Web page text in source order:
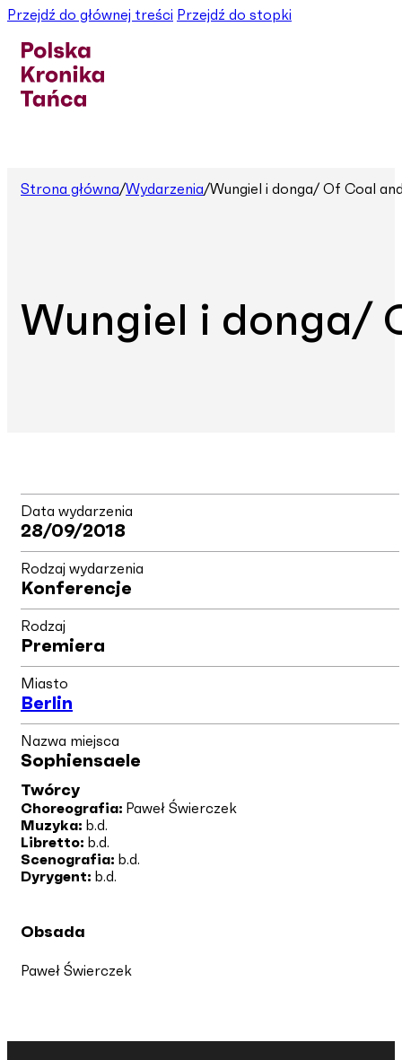
Przejdź do głównej treści Przejdź do stopki
Strona główna/Wydarzenia/Wungiel i donga/ Of Coal
Wungiel i donga/
Data wydarzenia
28/09/2018
Rodzaj wydarzenia
Konferencje
Rodzaj
Premiera
Miasto
Berlin
Nazwa miejsca
Sophiensaele
Twórcy
Choreografia: Paweł Świerczek
Muzyka: b.d.
Libretto: b.d.
Scenografia: b.d.
Dyrygent: b.d.
Obsada
Paweł Świerczek